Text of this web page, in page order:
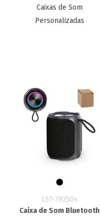
Caixas de Som
Personalizadas
LST-792504
Caixa de Som Bluetooth